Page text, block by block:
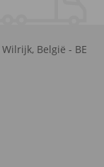
Wilrijk, België - BE